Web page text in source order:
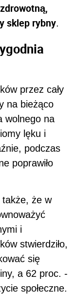
sklep rybny.
przez cały
na bieżąco
wolnego na
lęku i
podczas
poprawiło
także, że w
i
stwierdziło,
się
a 62 proc. -
społeczne.